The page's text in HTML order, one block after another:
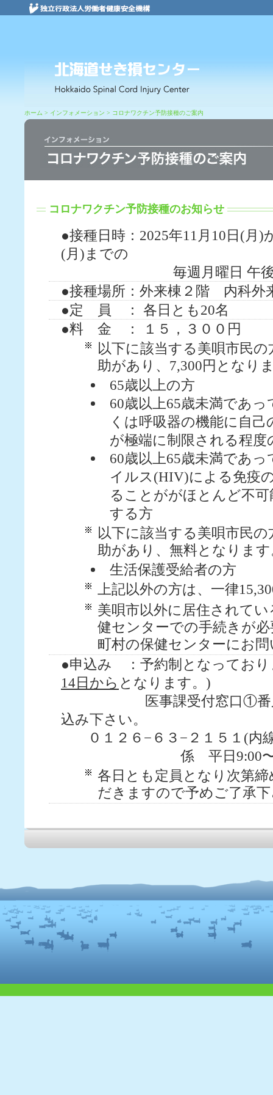
ホーム > インフォメーション > コロナワクチン予防接種のご案内
コロナワクチン予防接種のお知らせ
●接種日時：2025年11月10日(月)
(月)までの
毎週月曜日 午後2
●接種場所：外来棟２階 内科外
●定 員 ： 各日とも20名
●料 金 ： １５，３００円
以下に該当する美唄市民
助があり、7,300円となり
65歳以上の方
60歳以上65歳未満であ
くは呼吸器の機能に自
が極端に制限される程度
60歳以上65歳未満であ
イルス(HIV)による免疫
ることががほとんど不
する方
以下に該当する美唄市民
助があり、無料となりま
生活保護受給者の方
上記以外の方は、一律
美唄市以外に居住されて
健センターでの手続きが
町村の保健センターにお
●申込み ：予約制となっており
14日から となります。)
医事課受付窓口①番又
込み下さい。
０１２６−６３−２１５１(内
係 平日9:00
各日とも定員となり次第
だきますので予めご了承
病院紹介
診療案内
診療部門紹介
看護部
採用情報
労災病院ニュース
医療連携室
調達関係情報
関連施設